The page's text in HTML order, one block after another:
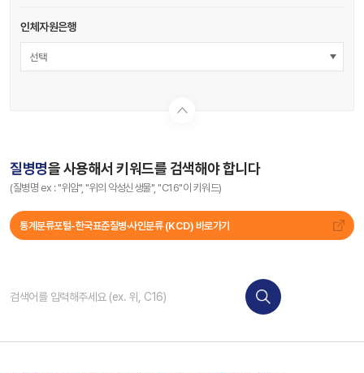
인체자원은행
선택
질병명을 사용해서 키워드를 검색해야 합니다
(질병명 ex : "위암", "위의 악성신생물", "C16"이 키워드)
통계분류포털-한국표준질병∙사인분류 (KCD) 바로가기